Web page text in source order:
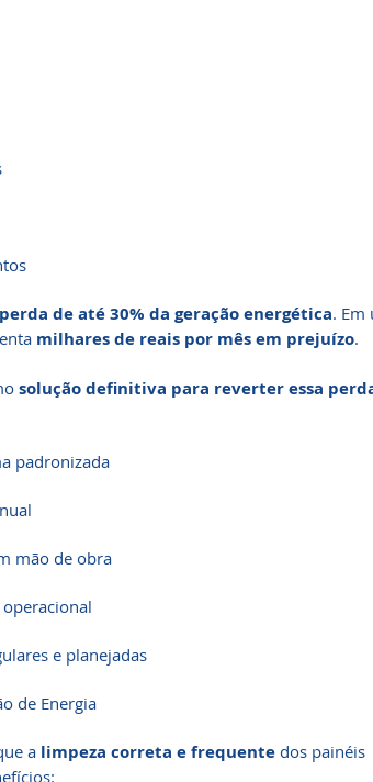
perda de até 30% da geração energética. Em
milhares de reais por mês em prejuízo.
solução definitiva para reverter essa
padronizada
mão de obra
e planejadas
de Energia
a limpeza correta e frequente dos painéis